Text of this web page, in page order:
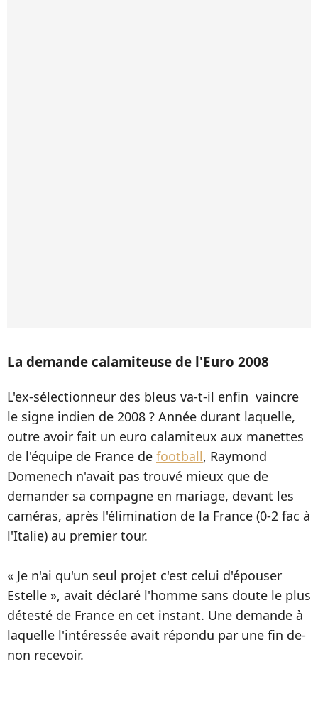
La demande calamiteuse de l'Euro 2008
L'ex-sélectionneur des bleus va-t-il enfin vaincre
le signe indien de 2008 ? Année durant laquelle,
outre avoir fait un euro calamiteux aux manettes
de l'équipe de France de football, Raymond
Domenech n'avait pas trouvé mieux que de
demander sa compagne en mariage, devant les
caméras, après l'élimination de la France (0-2 fac à
l'Italie) au premier tour.
« Je n'ai qu'un seul projet c'est celui d'épouser
Estelle », avait déclaré l'homme sans doute le plus
détesté de France en cet instant. Une demande à
laquelle l'intéressée avait répondu par une fin de-
non recevoir.